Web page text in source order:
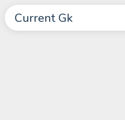
Current Gk